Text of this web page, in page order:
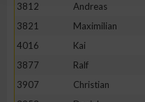
3812
Andreas
3821
Maximilian
4016
Kai
3877
Ralf
3907
Christian
Erstellung von Profilen für
Verwendung von Profilen